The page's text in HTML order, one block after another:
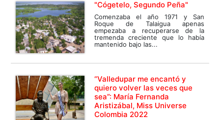
"Cógetelo, Segundo Peña"
Comenzaba el año 1971 y San
Roque de Talaigua apenas
empezaba a recuperarse de la
tremenda creciente que lo había
mantenido bajo las...
“Valledupar me encantó y
quiero volver las veces que
sea”: María Fernanda
Aristizábal, Miss Universe
Colombia 2022